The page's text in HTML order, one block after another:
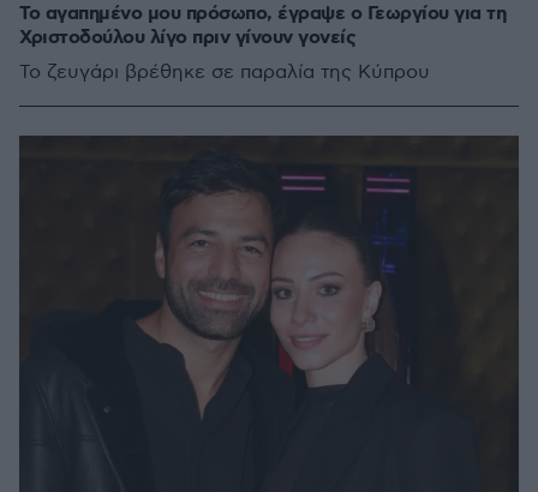
Το αγαπημένο μου πρόσωπο, έγραψε ο Γεωργίου για τη
Χριστοδούλου λίγο πριν γίνουν γονείς
Το ζευγάρι βρέθηκε σε παραλία της Κύπρου